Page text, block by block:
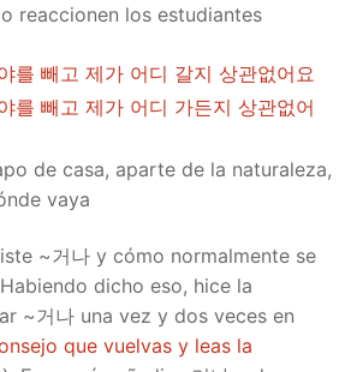
reaccionen los estudiantes
를 빼고 제가 어디 갈지 상관없어요
를 빼고 제가 어디 가든지 상관없어
de casa, aparte de la naturaleza,
vaya
~거나 y cómo normalmente se
dicho eso, hice la
~거나 una vez y dos veces en
que vuelvas y leas la